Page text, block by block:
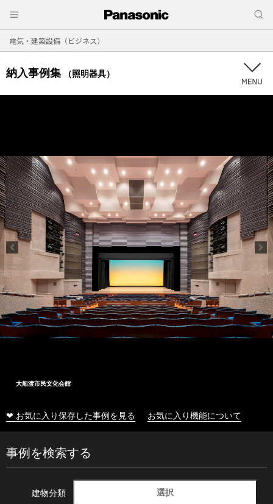
電気・建築設備（ビジネス）
納入事例集 （照明器具）
大船渡市民文化会館
❤ お気に入り保存した事例を見る お気に入り機能について
事例を検索する
建物分類 選択